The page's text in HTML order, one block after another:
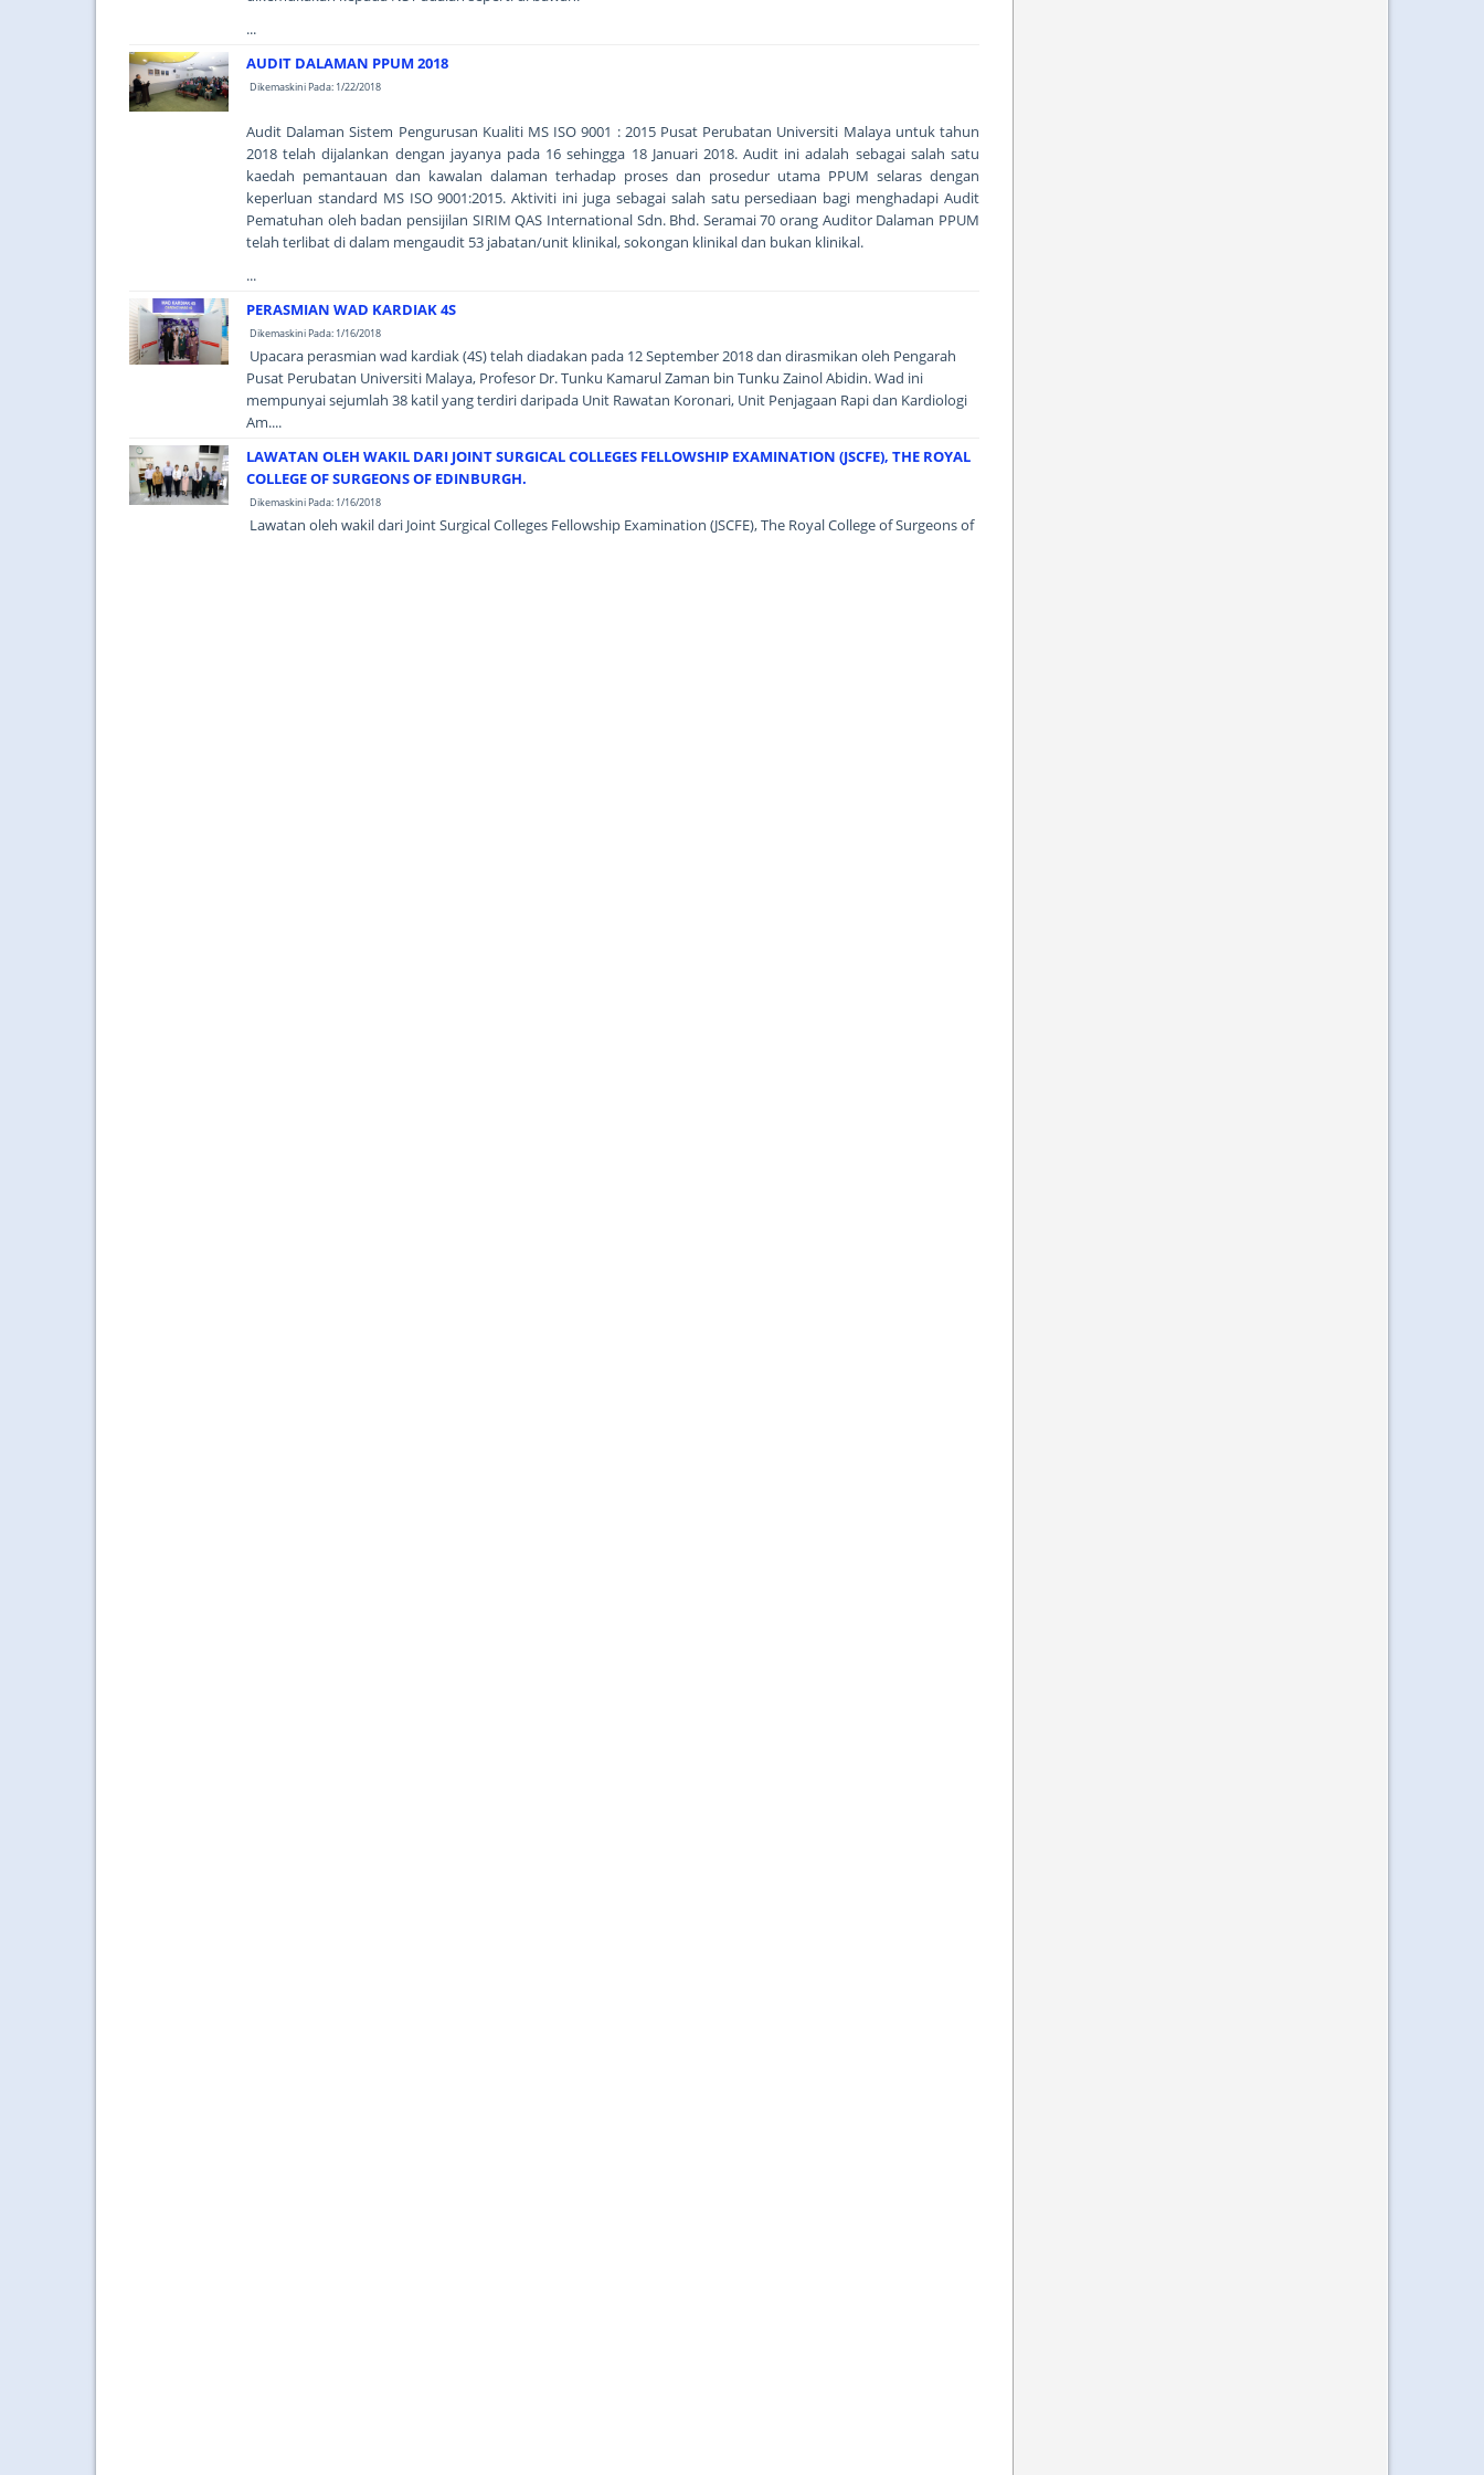
...
AUDIT DALAMAN PPUM 2018
Dikemaskini Pada: 1/22/2018
Audit Dalaman Sistem Pengurusan Kualiti MS ISO 9001 : 2015 Pusat Perubatan Universiti Malaya untuk tahun
2018 telah dijalankan dengan jayanya pada 16 sehingga 18 Januari 2018. Audit ini adalah sebagai salah satu
kaedah pemantauan dan kawalan dalaman terhadap proses dan prosedur utama PPUM selaras dengan
keperluan standard MS ISO 9001:2015. Aktiviti ini juga sebagai salah satu persediaan bagi menghadapi Audit
Pematuhan oleh badan pensijilan SIRIM QAS International Sdn. Bhd. Seramai 70 orang Auditor Dalaman PPUM
telah terlibat di dalam mengaudit 53 jabatan/unit klinikal, sokongan klinikal dan bukan klinikal.
...
PERASMIAN WAD KARDIAK 4S
Dikemaskini Pada: 1/16/2018
Upacara perasmian wad kardiak (4S) telah diadakan pada 12 September 2018 dan dirasmikan oleh Pengarah
Pusat Perubatan Universiti Malaya, Profesor Dr. Tunku Kamarul Zaman bin Tunku Zainol Abidin. Wad ini
mempunyai sejumlah 38 katil yang terdiri daripada Unit Rawatan Koronari, Unit Penjagaan Rapi dan Kardiologi
Am....
LAWATAN OLEH WAKIL DARI JOINT SURGICAL COLLEGES FELLOWSHIP EXAMINATION (JSCFE), THE ROYAL
COLLEGE OF SURGEONS OF EDINBURGH.
Dikemaskini Pada: 1/16/2018
Lawatan oleh wakil dari Joint Surgical Colleges Fellowship Examination (JSCFE), The Royal College of Surgeons of